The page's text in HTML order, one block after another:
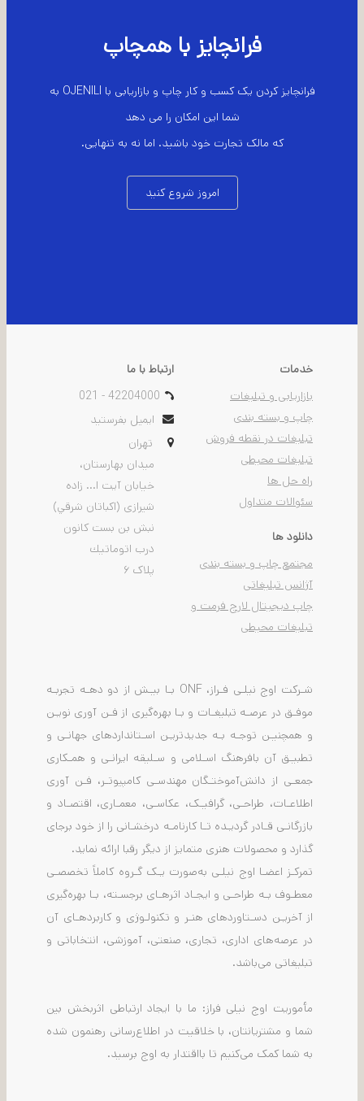
فرانچایز با همچاپ
فرانچایز کردن یک کسب و کار چاپ و بازاریابی با OJENILI به
شما این امکان را می دهد
که مالک تجارت خود باشید. اما نه به تنهایی.
امروز شروع کنید
خدمات
بازاریابی و تبلیغات
چاپ و بسته بندی
تبلیغات در نقطه فروش
تبلیغات محیطی
راه حل ها
سئوالات متداول
ارتباط با ما
021 - 42204000
ایمیل بفرستید
تهران
ميدان بهارستان،
خيابان آیت ا... زاده
شیرازی (اكباتان شرقي)
نبش بن بست كانون
درب اتوماتيك
پلاک ۶
دانلود ها
مجتمع چاپ و بسته بندی
آژانس تبلیغاتی
چاپ دیجیتال لارج فرمت و
تبلیغات محیطی
شـرکت اوج نیلـی فـراز، ONF بـا بیـش از دو دهـه تجربـه
موفـق در عرصـه تبلیغـات و بـا بهره‌گیری از فـن آوری نویـن
و همچنیـن توجـه بـه جدیدتریـن اسـتانداردهای جهانـی و
تطبیـق آن بافرهنگ اسـلامی و سـلیقه ایرانـی و همـکاری
جمعـی از دانش‌آموختـگان مهندسـی کامپیوتـر، فـن آوری
اطلاعـات، طراحـی، گرافیـک، عکاسـی، معمـاری، اقتصـاد و
بازرگانـی قـادر گردیـده تـا کارنامـه درخشـانی را از خود برجای
گذارد و محصولات هنری متمایز از دیگر رقبا ارائه نماید.
تمرکـز اعضـا اوج نیلـی به‌صورت یـک گـروه کاملاً تخصصـی
معطـوف بـه طراحـی و ایجـاد اثرهـای برجسـته، بـا بهره‌گیری
از آخریـن دسـتاوردهای هنـر و تکنولـوژی و کاربردهـای آن
در عرصه‌های اداری، تجاری، صنعتی، آموزشی، انتخاباتی و
تبلیغاتی می‌باشد.
مأموریت اوج نیلی فراز: ما با ایجاد ارتباطی اثربخش بین
شما و مشتریانتان، با خلاقیت در اطلاع‌رسانی رهنمون شده
به شما کمک می‌کنیم تا بااقتدار به اوج برسید.